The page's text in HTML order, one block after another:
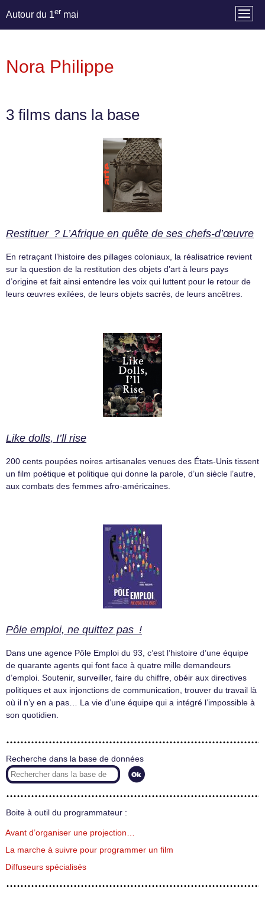
Autour du 1er mai
Nora Philippe
3 films dans la base
Restituer ? L’Afrique en quête de ses chefs-d’œuvre
En retraçant l’histoire des pillages coloniaux, la réalisatrice revient
sur la question de la restitution des objets d’art à leurs pays
d’origine et fait ainsi entendre les voix qui luttent pour le retour de
leurs œuvres exilées, de leurs objets sacrés, de leurs ancêtres.
Like dolls, I’ll rise
200 cents poupées noires artisanales venues des États-Unis tissent
un film poétique et politique qui donne la parole, d’un siècle l’autre,
aux combats des femmes afro-américaines.
Pôle emploi, ne quittez pas !
Dans une agence Pôle Emploi du 93, c’est l’histoire d’une équipe
de quarante agents qui font face à quatre mille demandeurs
d’emploi. Soutenir, surveiller, faire du chiffre, obéir aux directives
politiques et aux injonctions de communication, trouver du travail là
où il n’y en a pas… La vie d’une équipe qui a intégré l’impossible à
son quotidien.
Recherche dans la base de données
Boite à outil du programmateur :
Avant d’organiser une projection…
La marche à suivre pour programmer un film
Diffuseurs spécialisés